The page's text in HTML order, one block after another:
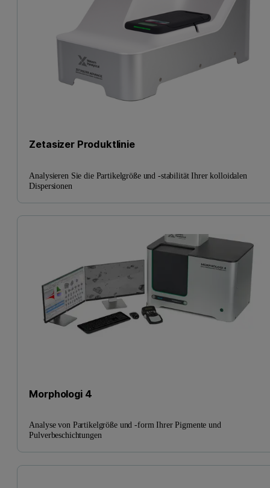
Zetasizer Produktlinie
Analysieren Sie die Partikelgröße und -stabilität Ihrer kolloidalen
Dispersionen
Morphologi 4
Analyse von Partikelgröße und -form Ihrer Pigmente und
Pulverbeschichtungen